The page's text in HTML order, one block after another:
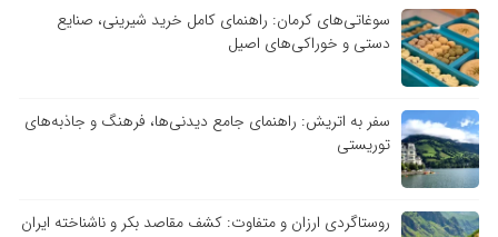
سوغاتی‌های کرمان: راهنمای کامل خرید شیرینی، صنایع
دستی و خوراکی‌های اصیل
سفر به اتریش: راهنمای جامع دیدنی‌ها، فرهنگ و جاذبه‌های
توریستی
روستاگردی ارزان و متفاوت: کشف مقاصد بکر و ناشناخته ایران